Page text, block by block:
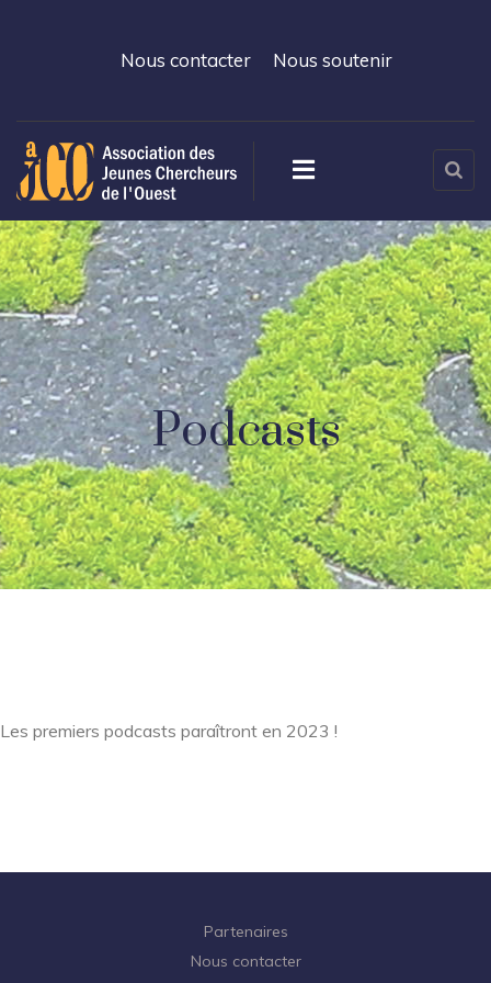
Nous contacter Nous soutenir
Podcasts
Les premiers podcasts paraîtront en 2023 !
Partenaires
Nous contacter